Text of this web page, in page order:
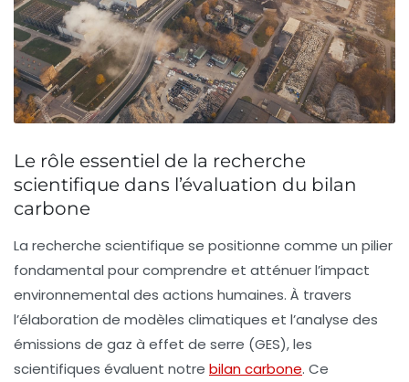
Le rôle essentiel de la recherche
scientifique dans l’évaluation du bilan
carbone
La recherche scientifique se positionne comme un pilier
fondamental pour comprendre et atténuer l’impact
environnemental des actions humaines. À travers
l’élaboration de modèles climatiques et l’analyse des
émissions de gaz à effet de serre (GES), les
scientifiques évaluent notre bilan carbone. Ce